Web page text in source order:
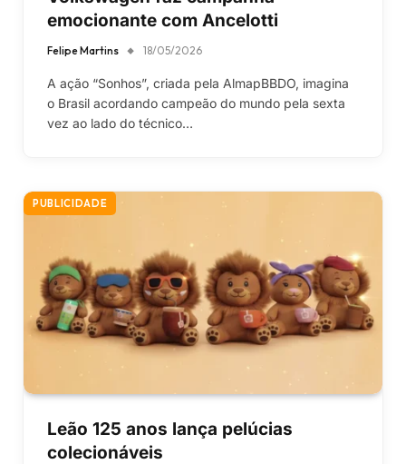
emocionante com Ancelotti
Felipe Martins 18/05/2026
A ação “Sonhos”, criada pela AlmapBBDO, imagina
o Brasil acordando campeão do mundo pela sexta
vez ao lado do técnico…
PUBLICIDADE
Leão 125 anos lança pelúcias
colecionáveis